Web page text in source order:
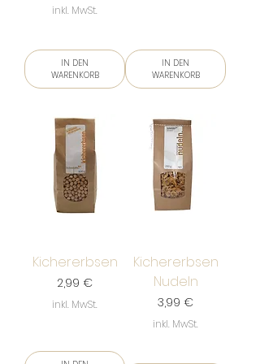
inkl. MwSt.
IN DEN
WARENKORB
IN DEN
WARENKORB
Kichererbsen
Preis
2,99 €
inkl. MwSt.
Kichererbsen
Nudeln
Preis
3,99 €
inkl. MwSt.